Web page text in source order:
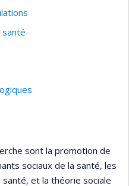
santé
sont la promotion de
sociaux de la santé, les
et la théorie sociale